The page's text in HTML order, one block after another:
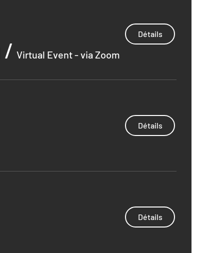
/ Virtual Event - via Zoom
Détails
Détails
Détails